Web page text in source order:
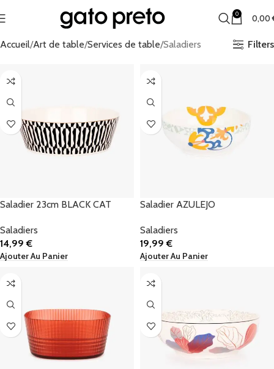
0 0,00
Accueil Art de table Services de table Saladiers Filters
Saladier 23cm BLACK CAT
Saladiers
14,99€
Ajouter Au Panier
Saladier AZULEJO
Saladiers
19,99€
Ajouter Au Panier